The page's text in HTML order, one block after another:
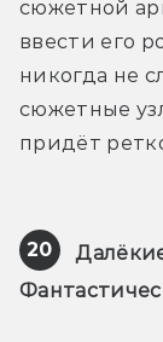
сюжетной
ввести его
никогда не
сюжетные
придёт
20